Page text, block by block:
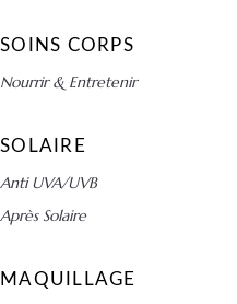
SOINS CORPS
Nourrir & Entretenir
SOLAIRE
Anti UVA/UVB
Après Solaire
MAQUILLAGE